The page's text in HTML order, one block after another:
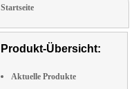
Startseite
Produkt-Übersicht:
Aktuelle Produkte